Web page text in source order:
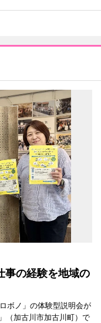
の経験を地域の
ボノ」の体験型説明会が
（加古川市加古川町）で